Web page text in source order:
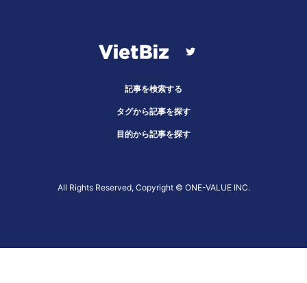
記事を検索する
タグから記事を探す
目的から記事を探す
All Rights Reserved, Copyright ©︎ ONE-VALUE INC.